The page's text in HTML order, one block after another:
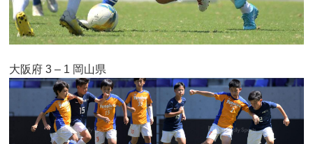
大阪府 3 – 1 岡山県